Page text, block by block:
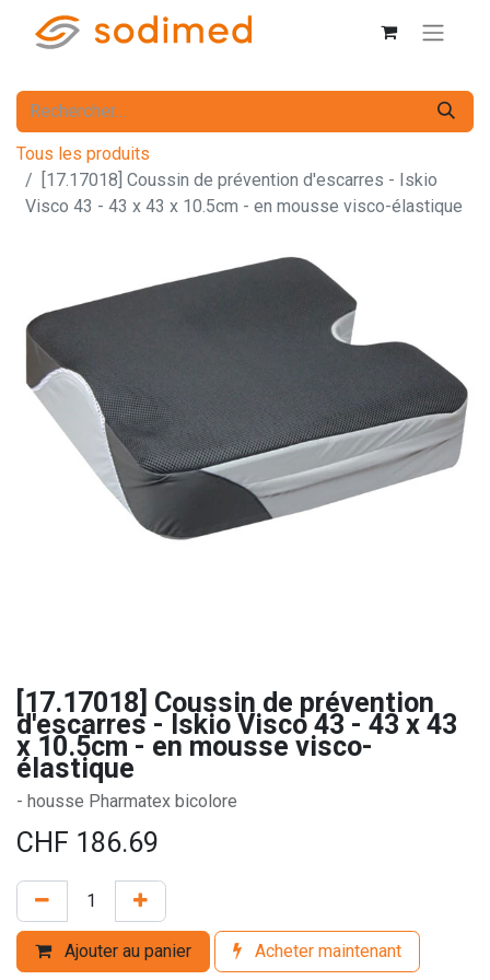
Tous les produits
[17.17018] Coussin de prévention d'escarres - Iskio
Visco 43 - 43 x 43 x 10.5cm - en mousse visco-élastique
[17.17018] Coussin de prévention
d'escarres - Iskio Visco 43 - 43 x 43
x 10.5cm - en mousse visco-
élastique
- housse Pharmatex bicolore
CHF 186.69
Ajouter au panier Acheter maintenant